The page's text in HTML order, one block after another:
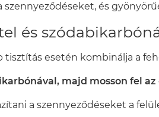
szennyeződéseket, és
és
tisztítás esetén kombinálja a
majd mosson fel
a szennyeződéseket a